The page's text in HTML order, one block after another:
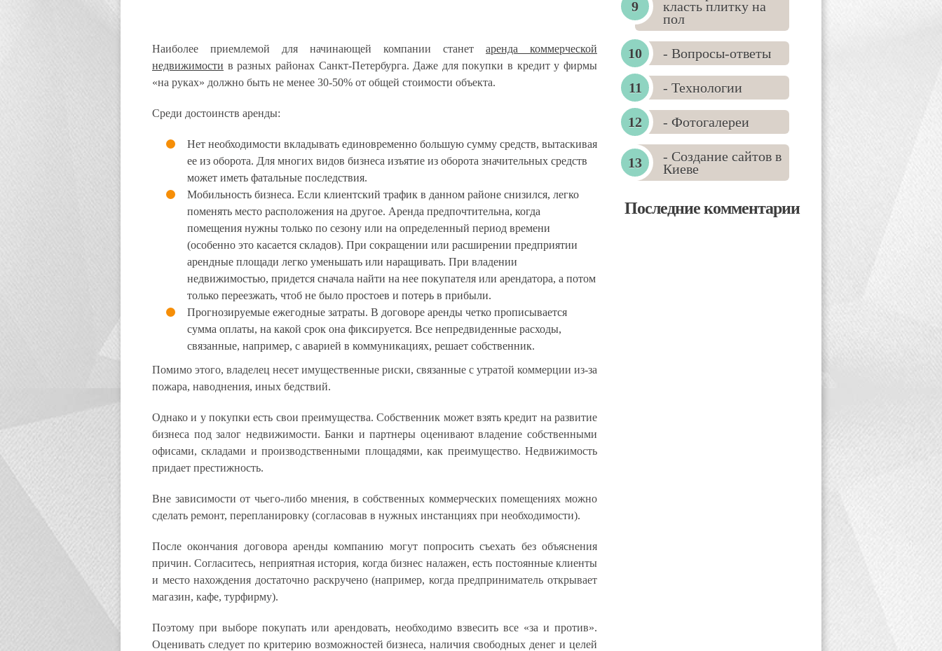
Наиболее приемлемой для начинающей компании станет аренда коммерческой
недвижимости в разных районах Санкт-Петербурга. Даже для покупки в кредит у фирмы
«на руках» должно быть не менее 30-50% от общей стоимости объекта.
Среди достоинств аренды:
Нет необходимости вкладывать единовременно большую сумму средств, вытаскивая
ее из оборота. Для многих видов бизнеса изъятие из оборота значительных средств
может иметь фатальные последствия.
Мобильность бизнеса. Если клиентский трафик в данном районе снизился, легко
поменять место расположения на другое. Аренда предпочтительна, когда
помещения нужны только по сезону или на определенный период времени
(особенно это касается складов). При сокращении или расширении предприятии
арендные площади легко уменьшать или наращивать. При владении
недвижимостью, придется сначала найти на нее покупателя или арендатора, а потом
только переезжать, чтоб не было простоев и потерь в прибыли.
Прогнозируемые ежегодные затраты. В договоре аренды четко прописывается
сумма оплаты, на какой срок она фиксируется. Все непредвиденные расходы,
связанные, например, с аварией в коммуникациях, решает собственник.
Помимо этого, владелец несет имущественные риски, связанные с утратой коммерции из-за
пожара, наводнения, иных бедствий.
Однако и у покупки есть свои преимущества. Собственник может взять кредит на развитие
бизнеса под залог недвижимости. Банки и партнеры оценивают владение собственными
офисами, складами и производственными площадями, как преимущество. Недвижимость
придает престижность.
Вне зависимости от чьего-либо мнения, в собственных коммерческих помещениях можно
сделать ремонт, перепланировку (согласовав в нужных инстанциях при необходимости).
После окончания договора аренды компанию могут попросить съехать без объяснения
причин. Согласитесь, неприятная история, когда бизнес налажен, есть постоянные клиенты
и место нахождения достаточно раскручено (например, когда предприниматель открывает
магазин, кафе, турфирму).
Поэтому при выборе покупать или арендовать, необходимо взвесить все «за и против».
Оценивать следует по критерию возможностей бизнеса, наличия свободных денег и целей
класть плитку на
пол
- Вопросы-ответы
- Технологии
- Фотогалереи
- Создание сайтов в
Киеве
Последние комментарии